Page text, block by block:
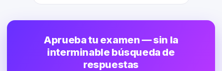
Aprueba tu examen — sin la
interminable búsqueda de
respuestas